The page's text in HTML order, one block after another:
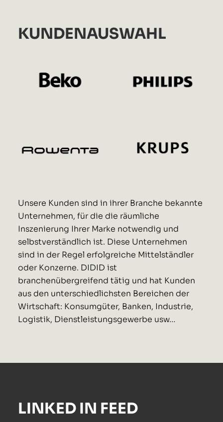
KUNDENAUSWAHL
Unsere Kunden sind in ihrer Branche bekannte
Unternehmen, für die die räumliche
Inszenierung Ihrer Marke notwendig und
selbstverständlich ist. Diese Unternehmen
sind in der Regel erfolgreiche Mittelständler
oder Konzerne. DIDID ist
branchenübergreifend tätig und hat Kunden
aus den unterschiedlichsten Bereichen der
Wirtschaft: Konsumgüter, Banken, Industrie,
Logistik, Dienstleistungsgewerbe usw…
LINKED IN FEED